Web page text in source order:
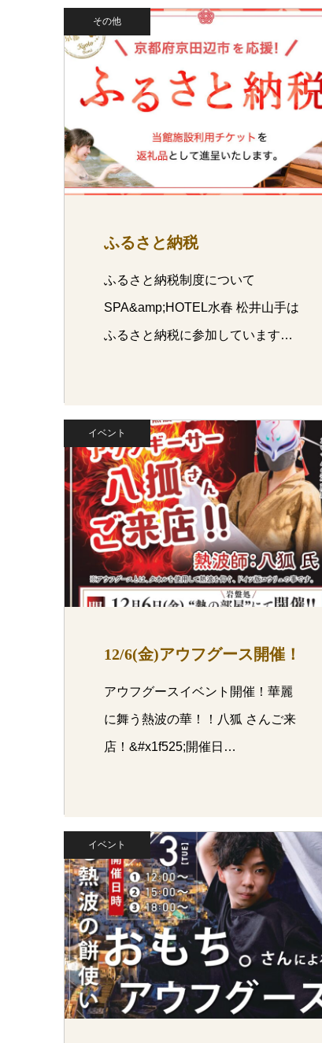
その他
ふるさと納税
ふるさと納税制度について
SPA&amp;HOTEL水春 松井山手は
ふるさと納税に参加しています…
イベント
12/6(金)アウフグース開催！
アウフグースイベント開催！華麗
に舞う熱波の華！！八狐 さんご来
店！&#x1f525;開催日…
イベント